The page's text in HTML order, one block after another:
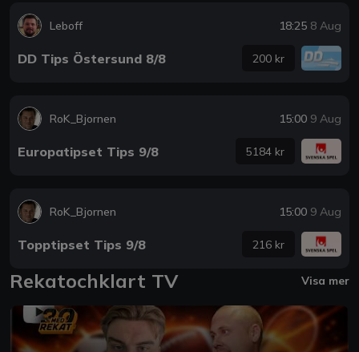
Leboff 18:25 8 Aug
DD Tips Östersund 8/8 200 kr
RoK_Bjornen 15:00 9 Aug
Europatipset Tips 9/8 5184 kr
RoK_Bjornen 15:00 9 Aug
Topptipset Tips 9/8 216 kr
Rekatochklart TV Visa mer